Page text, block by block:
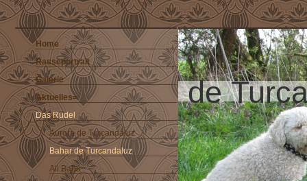
Home
Rasseportrait
Galerie
Aktuelles=
Das Rudel
Aurora de Turcandaluz
Bahar de Turcandaluz
Ali Baba
de